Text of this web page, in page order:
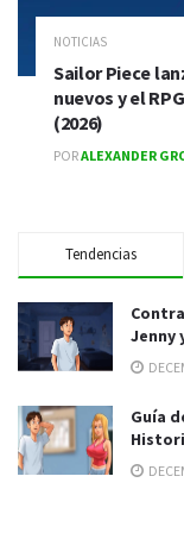
NOTICIAS
Sailor Piece
nuevos y el
(2026)
PORALEXANDER
Tendencias
Jenny
Guía